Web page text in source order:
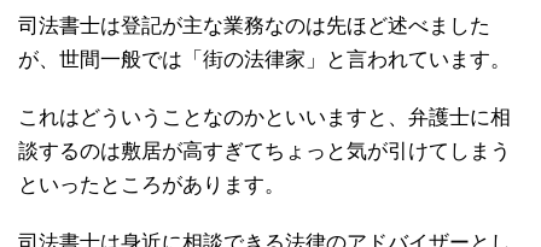
司法書士は登記が主な業務なのは先ほど述べました
が、世間一般では「街の法律家」と言われています。
これはどういうことなのかといいますと、弁護士に相
談するのは敷居が高すぎてちょっと気が引けてしまう
といったところがあります。
司法書士は身近に相談できる法律のアドバイザーとし